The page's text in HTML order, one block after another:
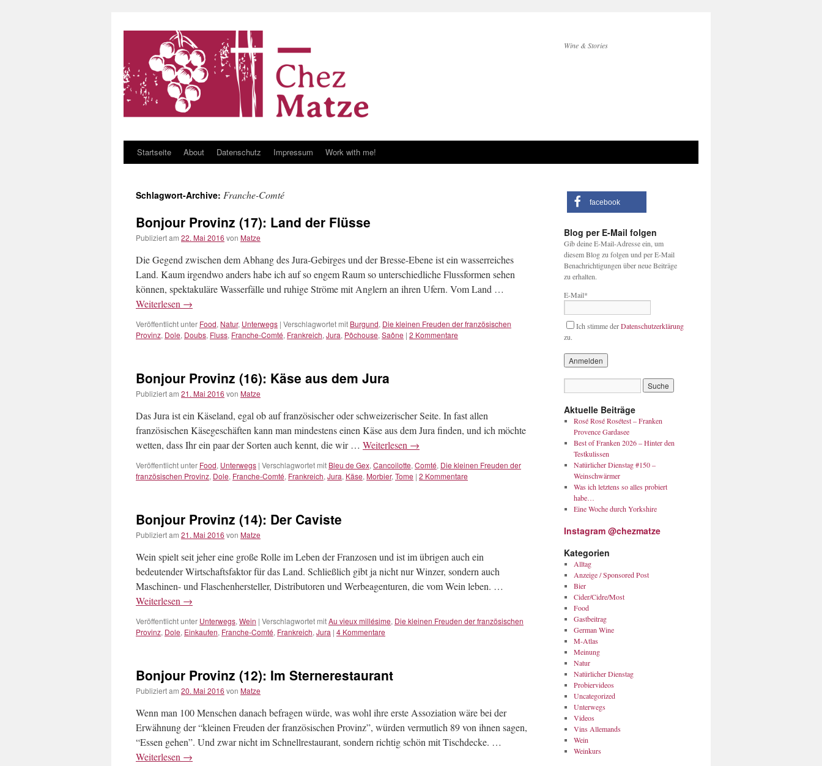
Wine & Stories
Zum Inhalt springen
Startseite About Datenschutz Impressum Work with me!
Schlagwort-Archive: Franche-Comté
Bonjour Provinz (17): Land der Flüsse
Publiziert am 22. Mai 2016 von Matze
Die Gegend zwischen dem Abhang des Jura-Gebirges und der Bresse-Ebene ist ein wasserreiches
Land. Kaum irgendwo anders habe ich auf so engem Raum so unterschiedliche Flussformen sehen
können, spektakuläre Wasserfälle und ruhige Ströme mit Anglern an ihren Ufern. Vom Land …
Weiterlesen →
Veröffentlicht unter Food, Natur, Unterwegs | Verschlagwortet mit Burgund, Die kleinen Freuden der französischen
Provinz, Dole, Doubs, Fluss, Franche-Comté, Frankreich, Jura, Pôchouse, Saône | 2 Kommentare
Bonjour Provinz (16): Käse aus dem Jura
Publiziert am 21. Mai 2016 von Matze
Das Jura ist ein Käseland, egal ob auf französischer oder schweizerischer Seite. In fast allen
französischen Käsegeschäften kann man mindestens einen Käse aus dem Jura finden, und ich möchte
wetten, dass Ihr ein paar der Sorten auch kennt, die wir … Weiterlesen →
Veröffentlicht unter Food, Unterwegs | Verschlagwortet mit Bleu de Gex, Cancoilotte, Comté, Die kleinen Freuden der
französischen Provinz, Dole, Franche-Comté, Frankreich, Jura, Käse, Morbier, Tome | 2 Kommentare
Bonjour Provinz (14): Der Caviste
Publiziert am 21. Mai 2016 von Matze
Wein spielt seit jeher eine große Rolle im Leben der Franzosen und ist im übrigen auch ein
bedeutender Wirtschaftsfaktor für das Land. Schließlich gibt ja nicht nur Winzer, sondern auch
Maschinen- und Flaschenhersteller, Distributoren und Werbeagenturen, die vom Wein leben. …
Weiterlesen →
Veröffentlicht unter Unterwegs, Wein | Verschlagwortet mitAu vieux millésime, Die kleinen Freuden der französischen
Provinz, Dole, Einkaufen, Franche-Comté, Frankreich, Jura | 4 Kommentare
Bonjour Provinz (12): Im Sternerestaurant
Publiziert am 20. Mai 2016 von Matze
Wenn man 100 Menschen danach befragen würde, was wohl ihre erste Assoziation wäre bei der
Erwähnung der “kleinen Freuden der französischen Provinz”, würden vermutlich 89 von ihnen sagen,
“Essen gehen”. Und zwar nicht im Schnellrestaurant, sondern richtig schön mit Tischdecke. …
Weiterlesen →
facebook
Blog per E-Mail folgen
Gib deine E-Mail-Adresse ein, um
diesem Blog zu folgen und per E-Mail
Benachrichtigungen über neue Beiträge
zu erhalten.
E-Mail*
Ich stimme derDatenschutzerklärung
zu.
Aktuelle Beiträge
Rosé Rosé Rosétest – Franken
Provence Gardasee
Best of Franken 2026 – Hinter den
Testkulissen
Natürlicher Dienstag #150 –
Weinschwärmer
Was ich letztens so alles probiert
habe…
Eine Woche durch Yorkshire
Instagram @chezmatze
Kategorien
Alltag
Anzeige / Sponsored Post
Bier
Cider/Cidre/Most
Food
Gastbeitrag
German Wine
M-Atlas
Meinung
Natur
Natürlicher Dienstag
Probiervideos
Uncategorized
Unterwegs
Videos
Vins Allemands
Wein
Weinkurs